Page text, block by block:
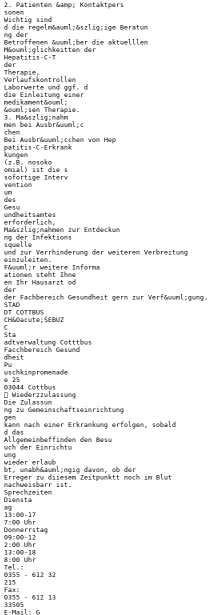
2. Patienten &amp; Kontaktpers
sonen
Wichtig sind
d die regelm&auml;&szlig;ige Beratun
ng der
Betroffenen &uuml;ber die aktuelllen
M&ouml;glichkeitten der
Hepatitis-C-T
der
Therapie,
Verlaufskontrollen
Laborwerte und ggf. d
die Einleitung einer
medikament&ouml;
&ouml;sen Therapie.
3. Ma&szlig;nahm
men bei Ausbr&uuml;c
chen
Bei Ausbr&uuml;cchen von Hep
patitis-C-Erkrank
kungen
(z.B. nosoko
omial) ist die s
sofortige Interv
vention
um
des
Gesu
undheitsamtes
erforderlich,
Ma&szlig;nahmen zur Entdeckun
ng der Infektions
squelle
und zur Verrhinderung der weiteren Verbreitung
einzuleiten.
F&uuml;r weitere Informa
ationen steht Ihne
en Ihr Hausarzt od
der
der Fachbereich Gesundheit gern zur Verf&uuml;gung.
STAD
DT COTTBUS
CH&Oacute;ŚEBUZ
C
Sta
adtverwaltung Cotttbus
Facchbereich Gesund
dheit
Pu
uschkinpromenade
e 25
03044 Cottbus
 Wiederzzulassung
Die Zulassun
ng zu Gemeinschaftseinrichtung
gen
kann nach einer Erkrankung erfolgen, sobald
d das
Allgemeinbeffinden den Besu
uch der Einrichtu
ung
wieder erlaub
bt, unabh&auml;ngig davon, ob der
Erreger zu diiesem Zeitpunktt noch im Blut
nachweisbarr ist.
Sprechzeiten
Diensta
ag
13:00-17
7:00 Uhr
Donnerrstag
09:00-12
2:00 Uhr
13:00-18
8:00 Uhr
Tel.:
0355 - 612 32
215
Fax:
0355 - 612 13
33505